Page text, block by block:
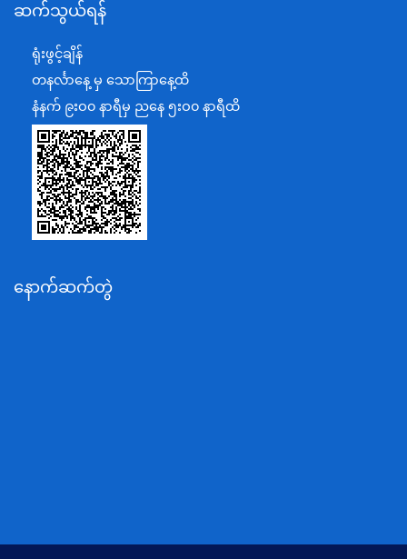
စီမံကိန်း၊ဘဏ္ဍာရေးနှင့်စက်မှုဝန်ကြီးဌာန
အပြည်ပြည်ဆိုင်ရာပူးပေါင်းဆောင်ရွက်ရေးဝန်ကြီးဌာန
ပြန်ကြားရေးဝန်ကြီးဌာန
သာသနာရေးနှင့် ယဉ်ကျေးမှုဝန်ကြီးဌာန
စိုက်ပျိုးရေး၊မွေးမြူရေးနှင့်ဆည်မြောင်းဝန်ကြီးဌာန
ပို့ဆောင်ရေးနှင့်ဆက်သွယ်ရေးဝန်ကြီးဌာန
သယံဇာတနှင့်ပတ်ဝန်းကျင်ထိန်းသိမ်းရေးဝန်ကြီးဌာန
အလုပ်သမား၊လူဝင်မှုကြီးကြပ်ရေးနှင့်ပြည်သူ့အင်အား
ဆက်သွယ်ရန်
ရုံးဖွင့်ချိန်
တနင်္လာနေ့ မှ သောကြာနေ့ထိ
နံနက် ၉းဝ၀ နာရီမှ ညနေ ၅းဝ၀ နာရီထိ
နောက်ဆက်တွဲ